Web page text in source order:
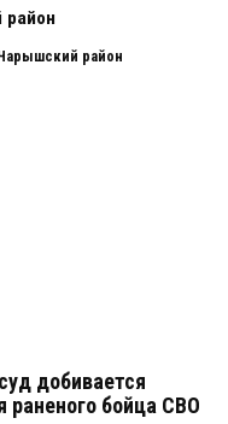
район
район
добивается
раненого бойца СВО